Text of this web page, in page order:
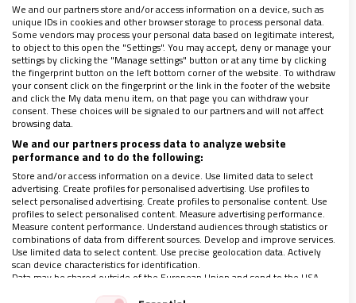
Le refería yo que, a veces hemos hablado que la
misma universidad tiene gestos, ritos y símbolos
muy de origen eclesiástico, hasta anillos y
pectorales de un modo y otro. Y ella me respondía,
con criterio: “Es verdad Pepe, pero la universidad no
reivindica el servicio, la humildad y la pobreza como
valores propios y prioritarios…, sino el saber-
conocimiento como referencia suprema de su ser.
Además, a muchos profesores no les gustan esos
We and our partners store and/or access information on a device, such as
unique IDs in cookies and other browser storage to process personal data.
Some vendors may process your personal data based on legitimate interest,
to object to this open the "Settings". You may accept, deny or manage your
settings by clicking the "Manage settings" button or at any time by clicking
the fingerprint button on the left bottom corner of the website. To withdraw
your consent click on the fingerprint or the link in the footer of the website
and click the My data menu item, on that page you can withdraw your
consent. These choices will be signaled to our partners and will not affect
browsing data.
We and our partners process data to analyze website
performance and to do the following:
Store and/or access information on a device. Use limited data to select
advertising. Create profiles for personalised advertising. Use profiles to
select personalised advertising. Create profiles to personalise content. Use
profiles to select personalised content. Measure advertising performance.
Measure content performance. Understand audiences through statistics or
combinations of data from different sources. Develop and improve services.
Use limited data to select content. Use precise geolocation data. Actively
scan device characteristics for identification.
Data may be shared outside of the European Union and send to the USA.
Your consent and the cookie policy applies solely to this website/app.